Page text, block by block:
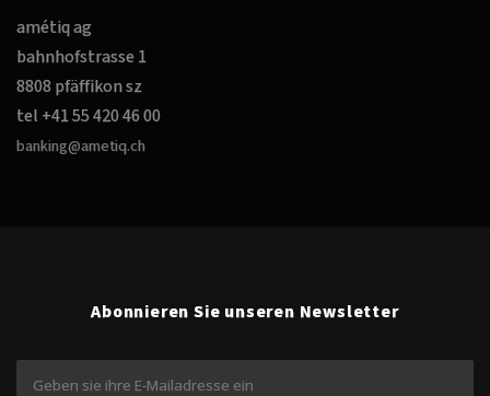
amétiq ag
bahnhofstrasse 1
8808 pfäffikon sz
tel +41 55 420 46 00
banking@ametiq.ch
Abonnieren Sie unseren Newsletter